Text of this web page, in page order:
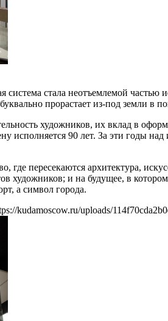
стала неотъемлемой частью
прорастает из-под земли в
художников, их вклад в
исполняется 90 лет. За эти годы
пересекаются архитектура,
художников; и на будущее, в
а символ города.
kudamoscow.ru/uploads/